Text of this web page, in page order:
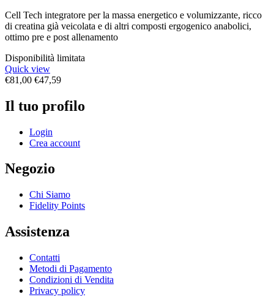
Cell Tech integratore per la massa energetico e volumizzante, ricco
di creatina già veicolata e di altri composti ergogenico anabolici,
ottimo pre e post allenamento
Disponibilità limitata
Quick view
€81,00 €47,59
Il tuo profilo
Login
Crea account
Negozio
Chi Siamo
Fidelity Points
Assistenza
Contatti
Metodi di Pagamento
Condizioni di Vendita
Privacy policy